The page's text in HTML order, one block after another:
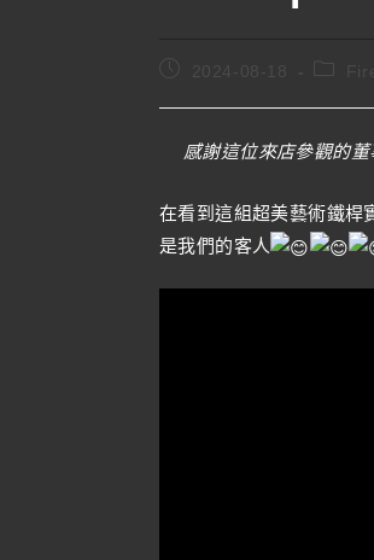
感謝這位來店參觀的
在看到這組超美藝術鐵桿
是我們的客人